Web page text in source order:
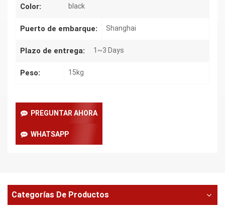
Color: black
Puerto de embarque: Shanghai
Plazo de entrega: 1~3 Days
Peso: 15kg
PREGUNTAR AHORA
WHATSAPP
Categorías De Productos